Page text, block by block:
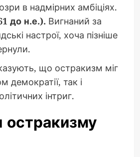
в надмірних амбіціях.
до н.е.). Вигнаний за
настрої, хоча пізніше
що остракизм міг
демократії, так і
інтриг.
остракизму